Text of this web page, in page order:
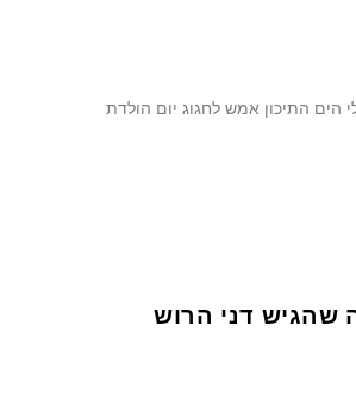
ותיקי הפלמ"ח במגדלי הים התיכון אמש לחגוג יום הולדת
דני הרוש